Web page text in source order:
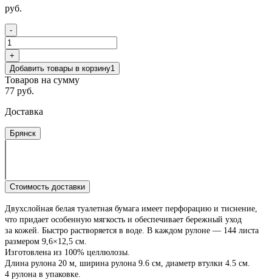
руб.
-
+
Добавить товары в корзину1
Товаров на сумму
77 руб.
Доставка
Брянск
Стоимость доставки
Двухслойная белая туалетная бумага имеет перфорацию и тиснение,
что придает особенную мягкость и обеспечивает бережный уход
за кожей. Быстро растворяется в воде. В каждом рулоне — 144 листа
размером 9,6×12,5 см.
Изготовлена из 100% целлюлозы.
Длина рулона 20 м, ширина рулона 9.6 см, диаметр втулки 4.5 см.
4 рулона в упаковке.